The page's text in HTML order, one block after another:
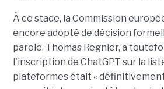
À ce stade, la Commission
encore adopté de décision
parole, Thomas Regnier, a
l'inscription de ChatGPT sur la
plateformes était «